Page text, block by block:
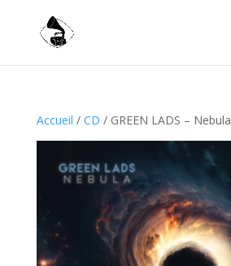
Accueil / CD / GREEN LADS – Nebula